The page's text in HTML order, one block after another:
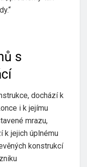
s
dochází k
i k jejímu
mrazu,
k jejich úplnému
konstrukcí